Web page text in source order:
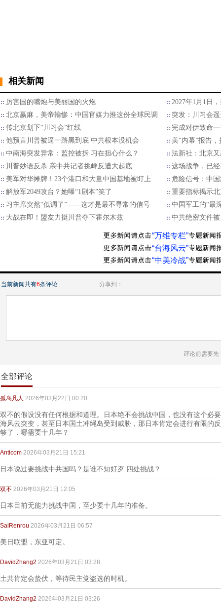
相关新闻
厉害国的嘴炮与美丽国的火炮
2027年1月1日
北京赢麻，美帝输惨：中国官媒力推这份全球民调
突发：川习会
传北京划下“川习会”红线
完成对伊致命
他预言川普被逼一路黑到底 中共根本没机会
美“内幕”报告
中南海突发异常：监控被拆 习在担心什么？
法新社：北京
川普妙语反杀 亲中共记者挑衅反遭大起底
这场战争，已
美军对华摊牌！23个港口和大量中国基地被盯上
危险信号：中
解放军2049攻台？她曝“1剧本”笑了
重要指标揭示
习主席突然“低调了”——这才是最不寻常的信号
中国军工的“最
大战在即！盟友力挺川普夺下霍尔木兹
中共绝密文件
“万维专栏”
“台海风云”
“中美冷战”
当前新闻共有6条评论 分享到：
评论前需要先
全部评论
孤岛凡人 2026年03月22日 00:20
双不的假设没有任何根据和道理。日本绝不会挑战中国，也没有这个必
海风云突变，甚至日本国土冲绳岛受到威胁，那日本肯定会进行有限的
够了，哪需要十几年？
Anticom 2026年03月21日 15:21
日本说过要挑战中共国吗？是谁不知好歹 四处挑战？
双不 2026年03月21日 12:05
日本目前无能力挑战中国，至少要十几年的准备。
SaiRenrou 2026年03月21日 06:57
美日联盟，东亚可定。
DavidZhang2 2026年03月21日 03:28
土共肯定会蛰伏，等待民主党盗选的时机。
DavidZhang2 2026年03月21日 03:26